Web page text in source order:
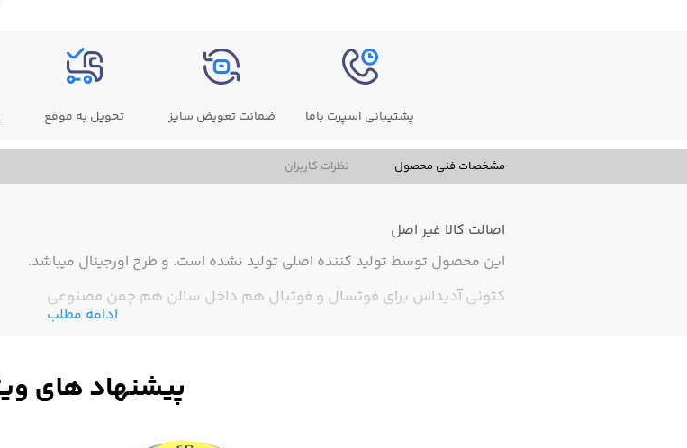
پشتیبانی اسپرت باما ضمانت تعویض سایز تحویل به موقع
مشخصات فنی محصول نظرات کاربران
اصالت کالا غیر اصل
این محصول توسط تولید کننده اصلی تولید نشده است. و طرح اورجینال میباشد.
کتونی آدیداس برای فوتسال و فوتبال هم داخل سالن هم چمن مصنوعی
ادامه مطلب